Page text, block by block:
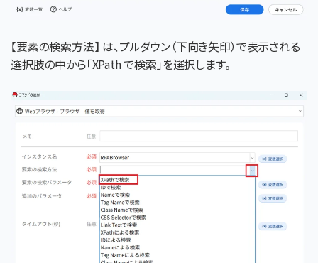
【要素の検索方法】 は、プルダウン（下向き矢印）で表示される
選択肢の中から「XPath で検索」を選択します。